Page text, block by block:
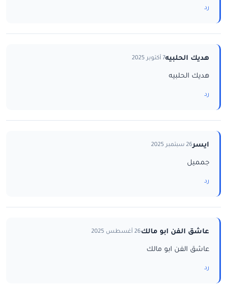
رد
هديك الحلبيه7 أكتوبر 2025
هديك الحلبيه
رد
ايسر26 سبتمبر 2025
جمميل
رد
عاشق الفن ابو مالك26 أغسطس 2025
عاشق الفن ابو مالك
رد